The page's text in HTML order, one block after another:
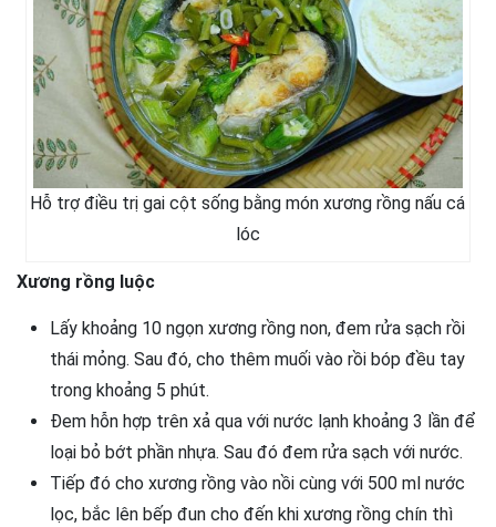
Hỗ trợ điều trị gai cột sống bằng món xương rồng nấu cá
lóc
Xương rồng luộc
Lấy khoảng 10 ngọn xương rồng non, đem rửa sạch rồi
thái mỏng. Sau đó, cho thêm muối vào rồi bóp đều tay
trong khoảng 5 phút.
Đem hỗn hợp trên xả qua với nước lạnh khoảng 3 lần để
loại bỏ bớt phần nhựa. Sau đó đem rửa sạch với nước.
Tiếp đó cho xương rồng vào nồi cùng với 500 ml nước
lọc, bắc lên bếp đun cho đến khi xương rồng chín thì